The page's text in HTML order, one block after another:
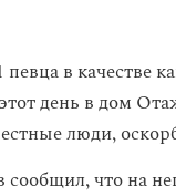
в качестве
день в дом
люди,
что на